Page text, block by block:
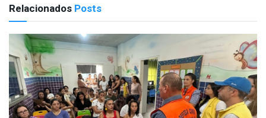
Relacionados Posts